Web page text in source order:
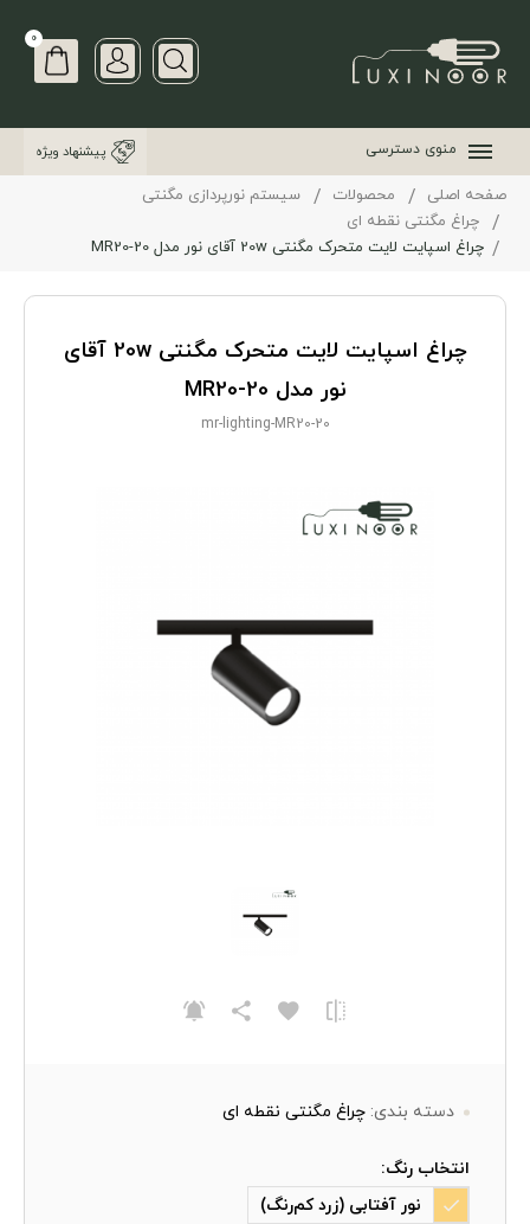
0
منوی دسترسی پیشنهاد ویژه
صفحه اصلی محصولات
سیستم نورپردازی مگنتی
چراغ مگنتی نقطه ای
چراغ اسپایت لایت متحرک مگنتی 20w آقای نور مدل MR20-20
چراغ اسپایت لایت متحرک مگنتی 20w آقای
نور مدل MR20-20
mr-lighting-MR20-20
دسته بندی: چراغ مگنتی نقطه ای
انتخاب رنگ:
نور آفتابی (زرد کم‌رنگ)